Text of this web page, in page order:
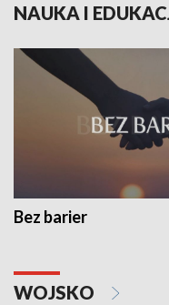
NAUKA I
Bez barier
WOJSKO